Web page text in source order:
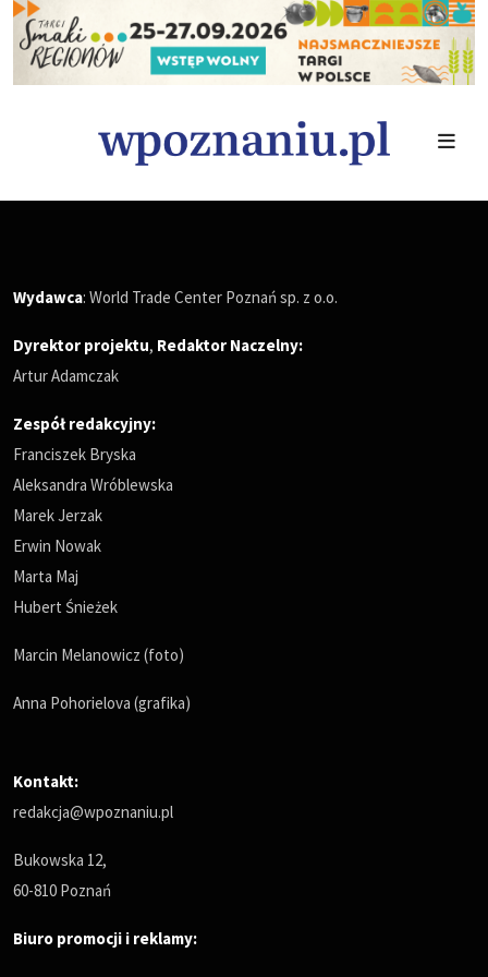
Wydawca: World Trade Center Poznań sp. z o.o.
Dyrektor projektu, Redaktor Naczelny:
Artur Adamczak
Zespół redakcyjny:
Franciszek Bryska
Aleksandra Wróblewska
Marek Jerzak
Erwin Nowak
Marta Maj
Hubert Śnieżek
Marcin Melanowicz (foto)
Anna Pohorielova (grafika)
Kontakt:
redakcja@wpoznaniu.pl
Bukowska 12,
60-810 Poznań
Biuro promocji i reklamy: